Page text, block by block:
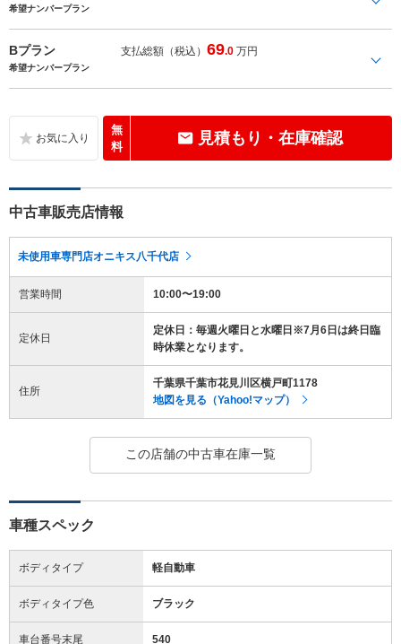
希望ナンバープラン
Bプラン 支払総額（税込）69.0 万円
希望ナンバープラン
無
料
見積もり・在庫確認
中古車販売店情報
未使用車専門店オニキス八千代店
営業時間 10:00〜19:00
定休日
定休日：毎週火曜日と水曜日※7月6日は終日臨
時休業となります。
住所
千葉県千葉市花見川区横戸町1178
地図を見る（Yahoo!マップ）
この店舗の中古車在庫一覧
車種スペック
ボディタイプ 軽自動車
ボディタイプ色 ブラック
車台番号末尾 540